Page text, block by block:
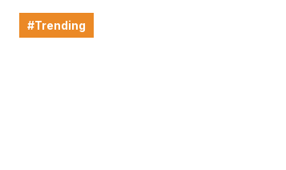
#Trending